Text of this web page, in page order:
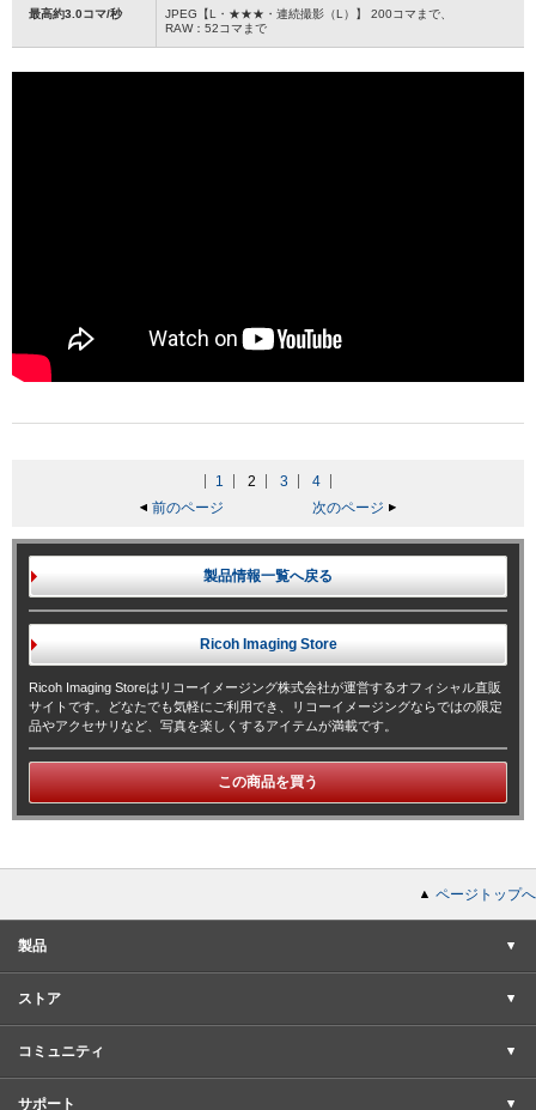
最高約3.0コマ/秒
JPEG【L・★★★・連続撮影（L）】 200コマまで、
RAW：52コマまで
前のページ
1 2 3
4
次のページ
製品情報一覧へ戻る
Ricoh Imaging Store
Ricoh Imaging Storeはリコーイメージング株式会社が運営するオフィシャル直販
サイトです。どなたでも気軽にご利用でき、リコーイメージングならではの限定
品やアクセサリなど、写真を楽しくするアイテムが満載です。
この商品を買う
ページトップへ
製品
ストア
コミュニティ
サポート